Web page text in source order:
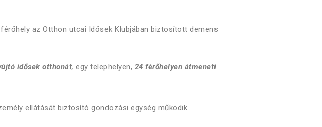
az Otthon utcai Idősek Klubjában biztosított demens
idősek otthonát, egy telephelyen, 24 férőhelyen átmeneti
ellátását biztosító gondozási egység működik.